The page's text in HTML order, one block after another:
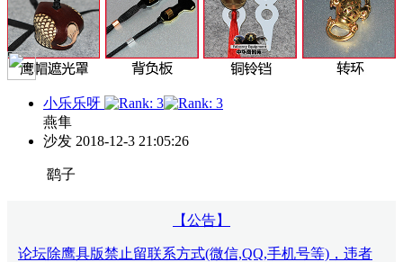
小乐乐呀
燕隼
沙发 2018-12-3 21:05:26
鹞子
【公告】
论坛除鹰具版禁止留联系方式(微信,QQ,手机号等)，违者